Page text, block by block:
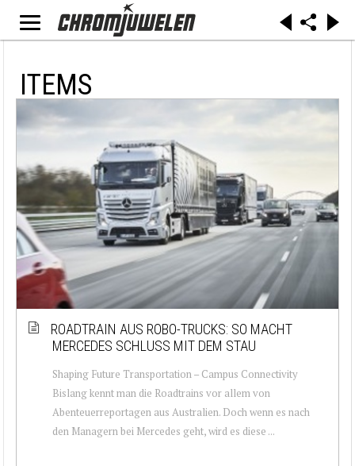
ITEMS
ROADTRAIN AUS ROBO-TRUCKS: SO MACHT
MERCEDES SCHLUSS MIT DEM STAU
Shaping Future Transportation – Campus Connectivity
Bislang kennt man die Roadtrains vor allem von
Abenteuerreportagen aus Australien. Doch wenn es nach
den Managern bei Mercedes geht, wird es diese ...